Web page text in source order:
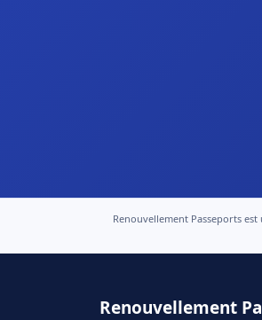
Renouvellement Passeports
Renouvellement